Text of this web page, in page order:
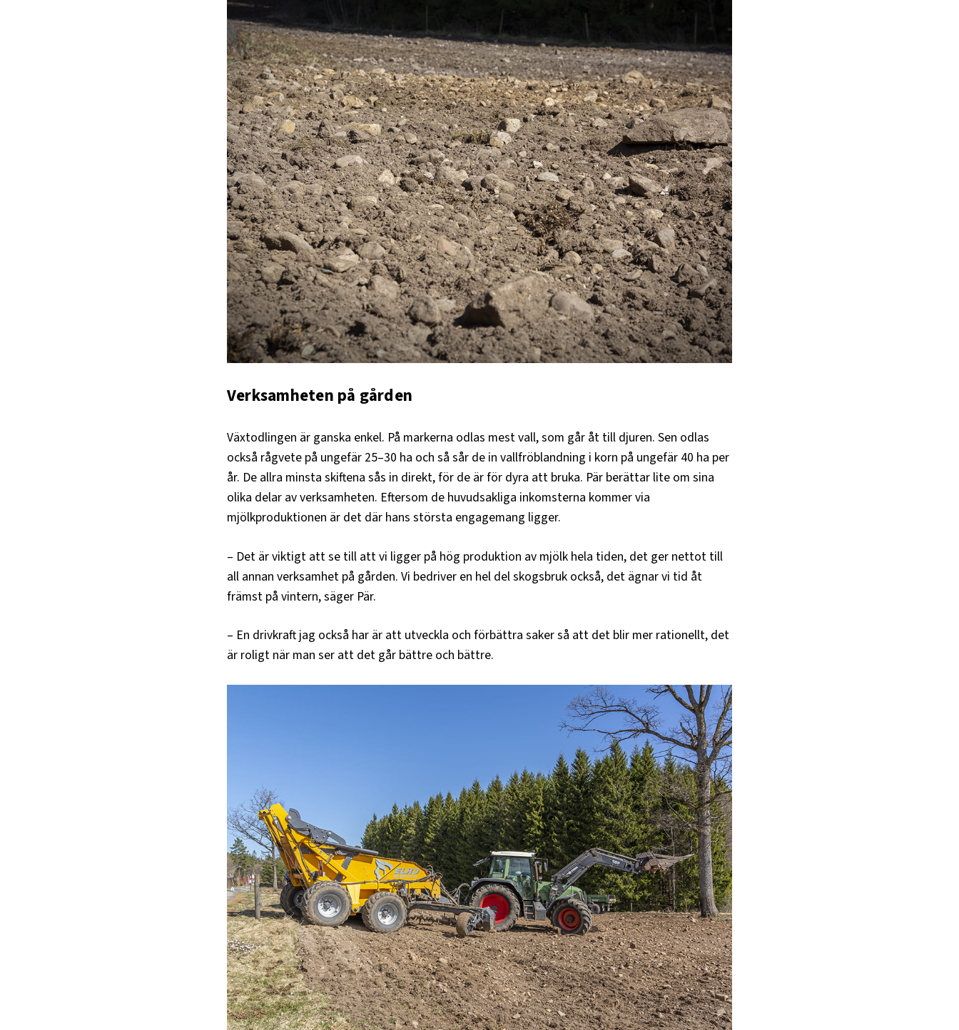
Verksamheten på gården
Växtodlingen är ganska enkel. På markerna odlas mest vall, som går åt till djuren. Sen odlas
också rågvete på ungefär 25–30 ha och så sår de in vallfröblandning i korn på ungefär 40 ha per
år. De allra minsta skiftena sås in direkt, för de är för dyra att bruka. Pär berättar lite om sina
olika delar av verksamheten. Eftersom de huvudsakliga inkomsterna kommer via
mjölkproduktionen är det där hans största engagemang ligger.
– Det är viktigt att se till att vi ligger på hög produktion av mjölk hela tiden, det ger nettot till
all annan verksamhet på gården. Vi bedriver en hel del skogsbruk också, det ägnar vi tid åt
främst på vintern, säger Pär.
– En drivkraft jag också har är att utveckla och förbättra saker så att det blir mer rationellt, det
är roligt när man ser att det går bättre och bättre.